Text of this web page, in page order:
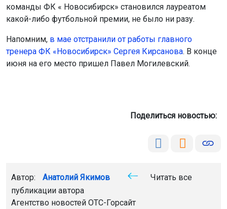
команды ФК « Новосибирск» становился лауреатом
какой-либо футбольной премии, не было ни разу.
Напомним, в мае отстранили от работы главного
тренера ФК «Новосибирск» Сергея Кирсанова. В конце
июня на его место пришел Павел Могилевский.
Поделиться новостью:
Автор: Анатолий Якимов
Читать все
публикации автора
Агентство новостей ОТС-Горсайт